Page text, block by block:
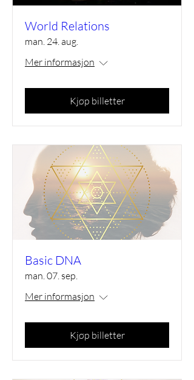
World Relations
man. 24. aug.
Mer informasjon
Kjøp billetter
Basic DNA
man. 07. sep.
Mer informasjon
Kjøp billetter